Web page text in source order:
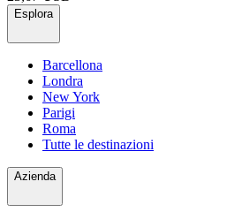
Esplora
Barcellona
Londra
New York
Parigi
Roma
Tutte le destinazioni
Azienda